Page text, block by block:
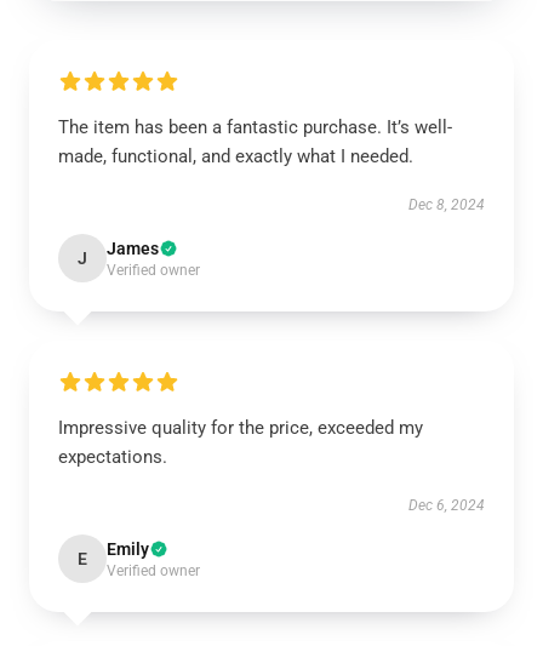
The item has been a fantastic purchase. It’s well-
made, functional, and exactly what I needed.
Dec 8, 2024
J James
Verified owner
Impressive quality for the price, exceeded my
expectations.
Dec 6, 2024
E Emily
Verified owner